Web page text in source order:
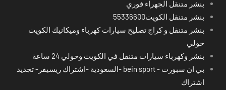
بنشر متنقل الجهراء فوري
بنشر متنقل الكويت55336600
بنشر متنقل و كراج تصليح سيارات كهرباء وميكانيك الكويت
حولي
بنشر وكهرباء سيارات متنقل في الكويت وحولي 24 ساعة
بي ان سبورت - bein sport -السعودية -اشتراك ريسيفر- تجديد
اشتراك